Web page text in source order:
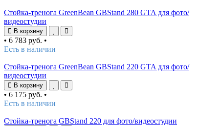
Стойка-тренога GreenBean GBStand 280 GTA для фото/
видеостудии
В корзину
• 6 783 руб. •
Есть в наличии
Стойка-тренога GreenBean GBStand 220 GTA для фото/
видеостудии
В корзину
• 6 175 руб. •
Есть в наличии
Стойка-тренога GBStand 220 для фото/видеостудии